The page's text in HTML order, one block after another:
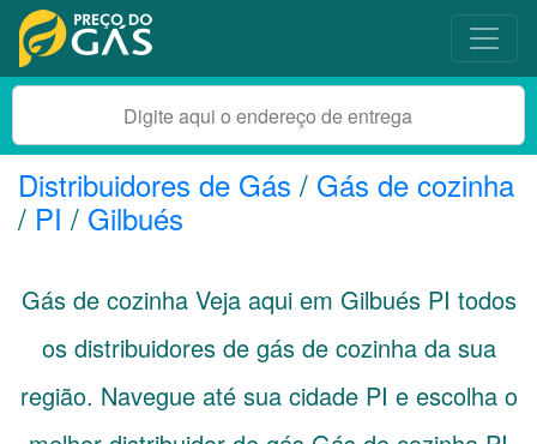
Distribuidores de Gás / Gás de cozinha
/ PI / Gilbués
Gás de cozinha Veja aqui em Gilbués PI todos
os distribuidores de gás de cozinha da sua
região. Navegue até sua cidade PI e escolha o